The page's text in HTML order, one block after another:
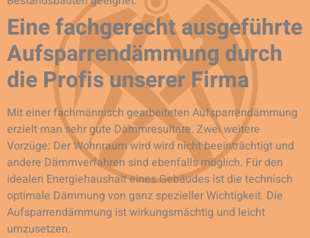
Eine fachgerecht ausgeführte
Aufsparrendämmung durch
die Profis unserer Firma
Mit einer fachmännisch gearbeiteten Aufsparrendämmung
erzielt man sehr gute Dämmresultate. Zwei weitere
Vorzüge: Der Wohnraum wird wird nicht beeinträchtigt und
andere Dämmverfahren sind ebenfalls möglich. Für den
idealen Energiehaushalt eines Gebäudes ist die technisch
optimale Dämmung von ganz spezieller Wichtigkeit. Die
Aufsparrendämmung ist wirkungsmächtig und leicht
umzusetzen.